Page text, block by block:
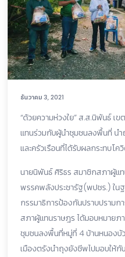
ธันวาคม 3, 2021
“ด้วยความห่วงใย” ส.ส.นิพันธ์ เ
แทนร่วมกับผู้นำชุมชนลงพื้นที่ น
และครัวเรือนที่ได้รับผลกระทบโค
นายนิพันธ์ ศิริธร สมาชิกสภาผู้แ
พรรคพลังประชารัฐ(พปชร.) ใน
กรรมาธิการป้องกันปราบปรามก
สภาผู้แทนราษฎร ได้มอบหมายภ
ชุมชนลงพื้นที่หมู่ที่ 4 บ้านหนองบั
เมืองตรังนำถุงยังชีพไปมอบให้กั